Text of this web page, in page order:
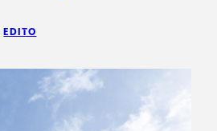
EDITO